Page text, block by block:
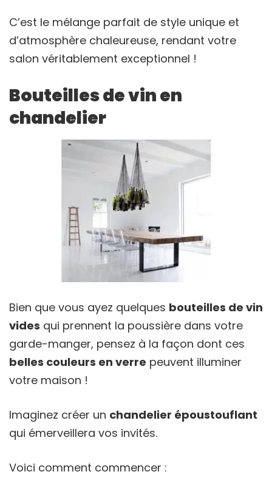
C’est le mélange parfait de style unique et
d’atmosphère chaleureuse, rendant votre
salon véritablement exceptionnel !
Bouteilles de vin en
chandelier
Bien que vous ayez quelques bouteilles de vin
vides qui prennent la poussière dans votre
garde-manger, pensez à la façon dont ces
belles couleurs en verre peuvent illuminer
votre maison !
Imaginez créer un chandelier époustouflant
qui émerveillera vos invités.
Voici comment commencer :